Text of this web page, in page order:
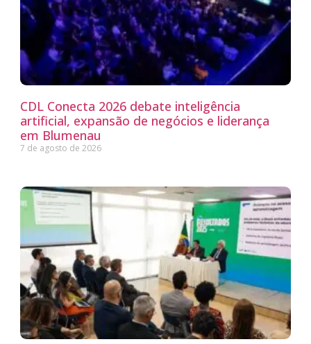
CDL Conecta 2026 debate inteligência
artificial, expansão de negócios e liderança
em Blumenau
7 de agosto de 2026